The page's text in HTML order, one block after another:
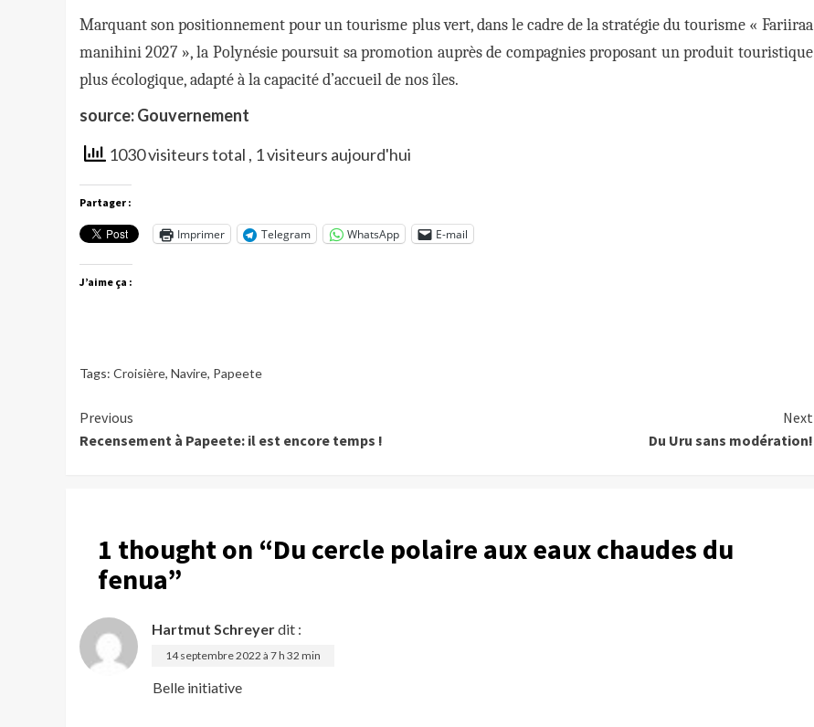
Marquant son positionnement pour un tourisme plus vert, dans le cadre de la stratégie du tourisme « Fariiraa
manihini 2027 », la Polynésie poursuit sa promotion auprès de compagnies proposant un produit touristique
plus écologique, adapté à la capacité d’accueil de nos îles.
source: Gouvernement
1030 visiteurs total , 1 visiteurs aujourd'hui
Partager :
Imprimer Telegram WhatsApp E-mail
J’aime ça :
Tags: Croisière, Navire, Papeete
Continue
Reading
Previous
Recensement à Papeete: il est encore temps !
Next
Du Uru sans modération!
1 thought on “Du cercle polaire aux eaux chaudes du
fenua”
Hartmut Schreyerdit :
14 septembre 2022 à 7 h 32 min
Belle initiative